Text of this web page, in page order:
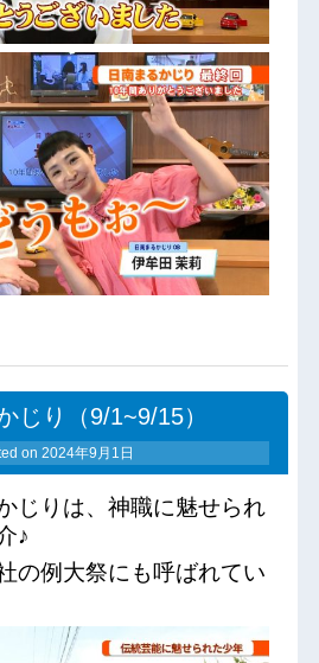
じり（9/1~9/15）
on 2024年9月1日
じりは、神職に魅せられ
♪
の例大祭にも呼ばれてい